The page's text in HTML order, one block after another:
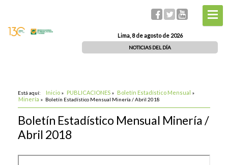
Lima, 8 de agosto de 2026
NOTICIAS DEL DÍA
Está aquí: Inicio » PUBLICACIONES » Boletín Estadístico Mensual »
Minería » Boletín Estadístico Mensual Minería / Abril 2018
Boletín Estadístico Mensual Minería /
Abril 2018